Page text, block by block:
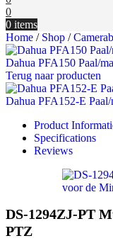
0
0 items
Home / Shop /
Dahua PFA150 Paal/
Terug naar producten
Dahua PFA152-E
Product
Specifications
Reviews
DS-1294ZJ-PT
PTZ